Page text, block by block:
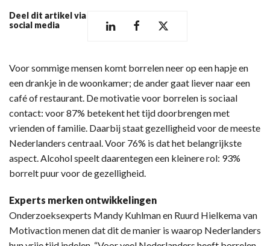
Deel dit artikel via
social media
Voor sommige mensen komt borrelen neer op een hapje en
een drankje in de woonkamer; de ander gaat liever naar een
café of restaurant. De motivatie voor borrelen is sociaal
contact: voor 87% betekent het tijd doorbrengen met
vrienden of familie. Daarbij staat gezelligheid voor de meeste
Nederlanders centraal. Voor 76% is dat het belangrijkste
aspect. Alcohol speelt daarentegen een kleinere rol: 93%
borrelt puur voor de gezelligheid.
Experts merken ontwikkelingen
Onderzoeksexperts Mandy Kuhlman en Ruurd Hielkema van
Motivaction menen dat dit de manier is waarop Nederlanders